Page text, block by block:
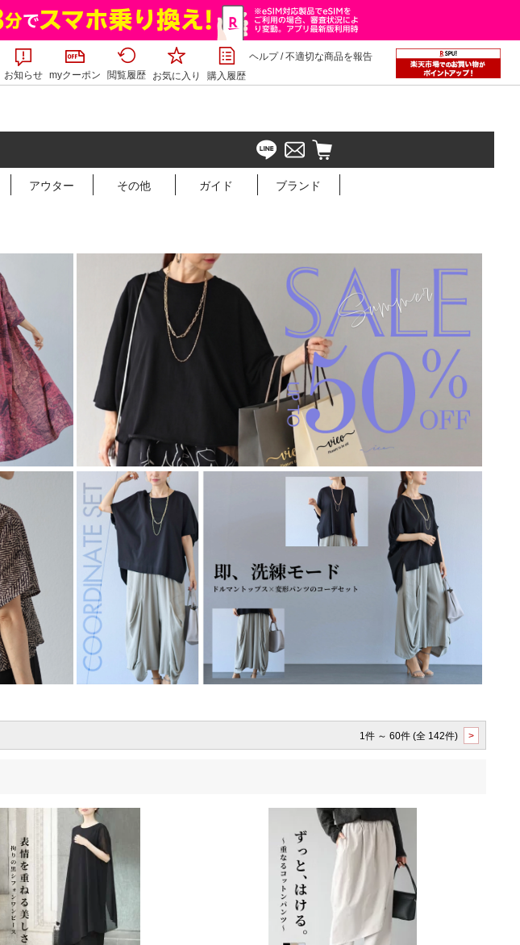
お知らせ myクーポン 閲覧履歴 お気に入り 購入履歴
ヘルプ/不適切な商品を報告
アウター その他 ガイド ブランド
1件 ～ 60件 (全 142件) >